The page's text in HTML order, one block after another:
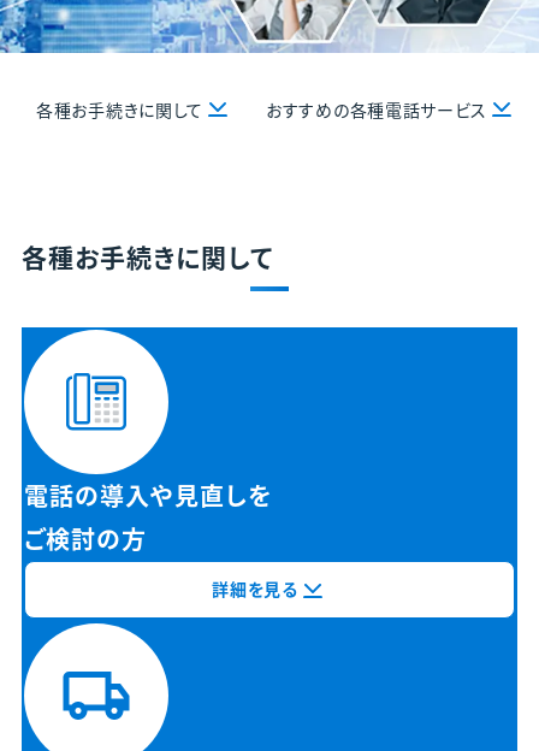
各種お手続きに関して おすすめの各種電話サービス
各種お手続きに関して
電話の導入や見直しを
ご検討の方
詳細を見る